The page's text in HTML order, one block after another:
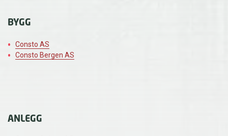
BYGG
Consto AS
Consto Bergen AS
ANLEGG